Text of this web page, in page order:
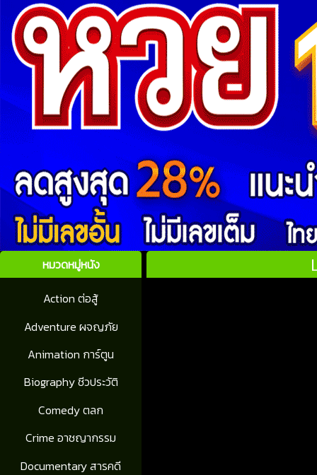
หมวดหมู่หนัง
Action ต่อสู้
Adventure ผจญภัย
Animation การ์ตูน
Biography ชีวประวัติ
Comedy ตลก
Crime อาชญากรรม
Documentary สารคดี